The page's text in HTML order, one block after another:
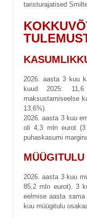
taristurajatised
2026. aasta 3 kuu
kuud 2025:
maksustamiseelse
13,6%).
2026. aasta 3 kuu
oli 4,3 mln eurot
puhaskasumi
MÜÜGITULU
2026. aasta 3 kuu
85,2 mln eurot). 3
eelmise aasta
kuu müügitulu